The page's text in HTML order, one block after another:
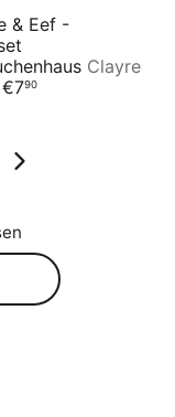
& Eef -
Clayre
€790